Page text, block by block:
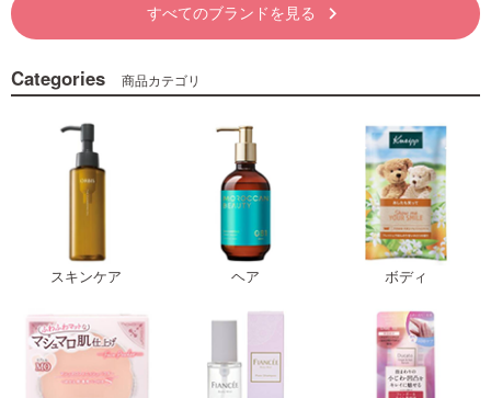
すべてのブランドを見る keyboard_arrow_right
Categories 商品カテゴリ
スキンケア ヘア ボディ